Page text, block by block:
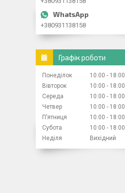
+380931138158
Графік роботи
Понеділок 10:00
18:00
Вівторок
10:00
18:00
Середа
10:00
18:00
Четвер
10:00
18:00
Пʼятниця
10:00
18:00
Субота
10:00
18:00
Неділя
Вихідний